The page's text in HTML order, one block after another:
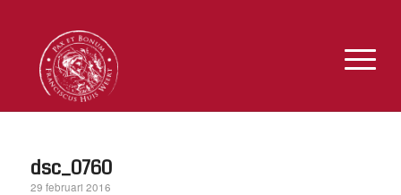
dsc_0760
29 februari 2016